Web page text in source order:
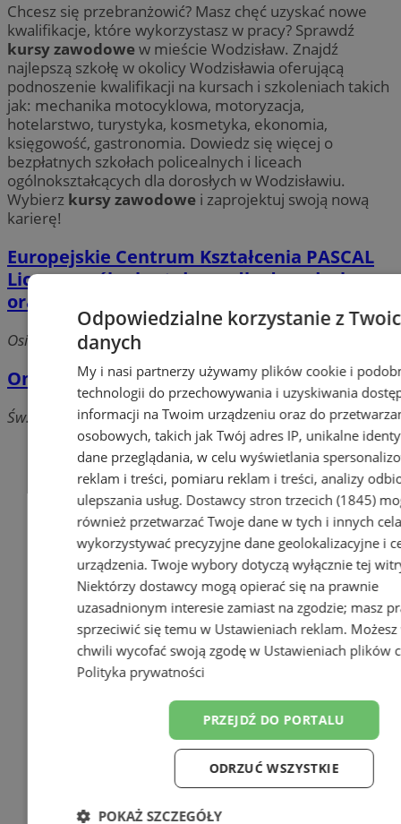
Chcesz się przebranżowić? Masz chęć uzyskać nowe
kwalifikacje, które wykorzystasz w pracy? Sprawdź
kursy zawodowew mieście Wodzisław. Znajdź
najlepszą szkołę w okolicy Wodzisławia oferującą
podnoszenie kwalifikacji na kursach i szkoleniach takich
jak: mechanika motocyklowa, motoryzacja,
hotelarstwo, turystyka, kosmetyka, ekonomia,
księgowość, gastronomia. Dowiedz się więcej o
bezpłatnych szkołach policealnych i liceach
ogólnokształcących dla dorosłych w Wodzisławiu.
Wybierz kursy zawodowe i zaprojektuj swoją nową
karierę!
Europejskie Centrum Kształcenia PASCAL
Liceum ogólnokształcące dla dorosłych
oraz szkoły policealne
Osiedle XXX-lecia, 44-286 Wodzisław Śląski
Omega Ośrodek Szkolenia Zawodowego
Św. Urbana, 41-800 Zabrze
Dodaj firmę
Pozostałe firmy w kategorii
Tworzenie stron www -
Wodzisław Śląski
Odpowiedzialne korzystanie z
danych
My i nasi partnerzy używamy plików cookie i
technologii do przechowywania i uzyskiwania
informacji na Twoim urządzeniu oraz do
osobowych, takich jak Twój adres IP, unikalne
dane przeglądania, w celu wyświetlania
reklam i treści, pomiaru reklam i treści, analizy
ulepszania usług. Dostawcy stron trzecich (1845)
również przetwarzać Twoje dane w tych i innych
wykorzystywać precyzyjne dane geolokalizacyjne i
urządzenia. Twoje wybory dotyczą wyłącznie tej
Niektórzy dostawcy mogą opierać się na prawnie
uzasadnionym interesie zamiast na zgodzie; masz
sprzeciwić się temu w Ustawieniach reklam.
chwili wycofać swoją zgodę w Ustawieniach plików
Polityka prywatności
PRZEJDŹ DO PORTALU
ODRZUĆ WSZYSTKIE
POKAŻ SZCZEGÓŁY